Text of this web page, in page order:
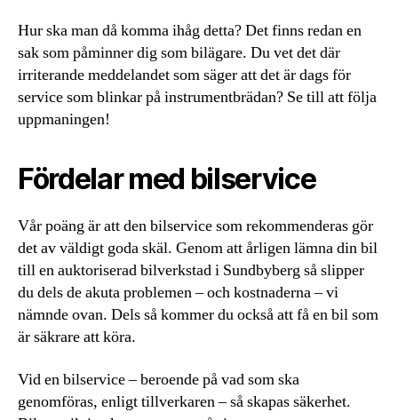
Hur ska man då komma ihåg detta? Det finns redan en
sak som påminner dig som bilägare. Du vet det där
irriterande meddelandet som säger att det är dags för
service som blinkar på instrumentbrädan? Se till att följa
uppmaningen!
Fördelar med bilservice
Vår poäng är att den bilservice som rekommenderas gör
det av väldigt goda skäl. Genom att årligen lämna din bil
till en auktoriserad bilverkstad i Sundbyberg så slipper
du dels de akuta problemen – och kostnaderna – vi
nämnde ovan. Dels så kommer du också att få en bil som
är säkrare att köra.
Vid en bilservice – beroende på vad som ska
genomföras, enligt tillverkaren – så skapas säkerhet.